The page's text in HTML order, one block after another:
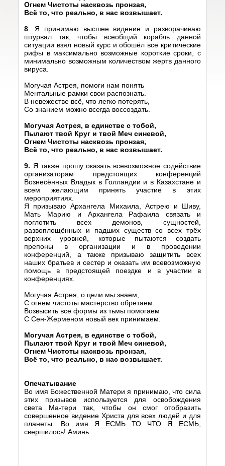
Огнем Чистоты насквозь пронзая,
Всё то, что реально, в нас возвышает.
8
Я принимаю высшее видение и разворачиваю
штурвал так, чтобы всеобщий корабль данной
ситуации взял новый курс и обошёл все критические
рифы в максимально возможные короткие сроки, с
минимально возможным количеством жертв данного
вируса.
Могучая Астрея, помоги нам понять
Ментальные рамки свои распознать.
В невежестве всё, что легко потерять,
Со знанием можно всегда воссоздать.
Могучая Астрея, в единcтве с тобой,
Пылают твой Круг и твой Меч синевой,
Огнем Чистоты насквозь пронзая,
Всё то, что реально, в нас возвышает.
9. Я также прошу оказать всевозможное содействие
организаторам предстоящих конференций
Вознесённых Владык в Голландии и в Казахстане и
всем желающим принять участие в этих
мероприятиях.
Я призываю Архангела Михаила, Астрею и Шиву,
Мать Марию и Архангела Рафаила связать и
поглотить всех демонов, сущностей,
развоплощённых и падших существ со всех трёх
верхних уровней, которые пытаются создать
препоны в организации и в проведении
конференций, а также призываю защитить всех
наших братьев и сестер и оказать им всевозможную
помощь в предстоящей поездке и в участии в
конференциях.
Могучая Астрея, о цели мы знаем,
С огнем чистоты мастерство обретаем.
Возвысить все формы из тьмы помогаем
С Сен-Жерменом новый век принимаем.
Могучая Астрея, в единcтве с тобой,
Пылают твой Круг и твой Меч синевой,
Огнем Чистоты насквозь пронзая,
Всё то, что реально, в нас возвышает.
Опечатывание
Во имя Божественной Матери я принимаю, что сила
этих призывов используется для освобождения
света Ма-тери так, чтобы он смог отобразить
совершенное видение Христа для всех людей и для
планеты. Во имя Я ЕСМЬ ТО ЧТО Я ЕСМЬ,
свершилось! Аминь.